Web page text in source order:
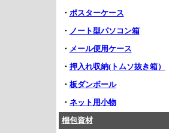
・ ポスターケース
・ ノート型パソコン箱
・ メール便用ケース
・ 押入れ収納(トムソ抜き箱）
・ 板ダンボール
・ ネット用小物
梱包資材